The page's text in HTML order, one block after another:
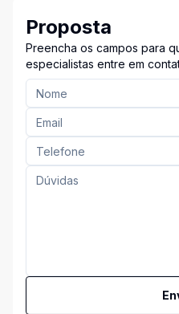
Proposta
Preencha os campos para
especialistas entre em